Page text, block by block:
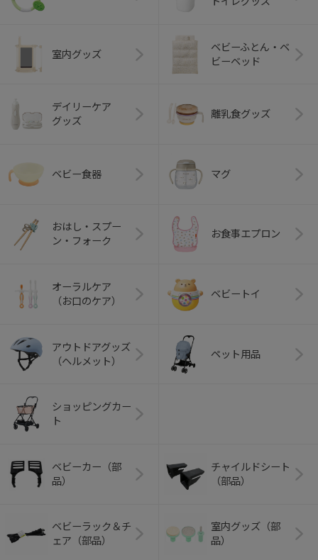
室内グッズ
ベビーふとん・ベ
ビーベッド
デイリーケア
グッズ
離乳食グッズ
ベビー食器 マグ
おはし・スプー
ン・フォーク
お食事エプロン
オーラルケア
（お口のケア）
ベビートイ
アウトドアグッズ
（ヘルメット）
ペット用品
ショッピングカー
ト
ベビーカー（部
品）
チャイルドシート
（部品）
ベビーラック＆チ
ェア（部品）
室内グッズ（部
品）